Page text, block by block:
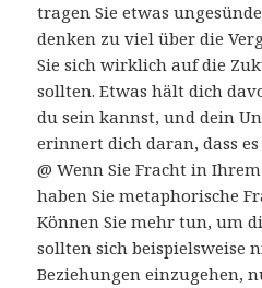
tragen Sie etwas
denken zu viel über die
Sie sich wirklich auf die
sollten. Etwas hält dich
du sein kannst, und dein
erinnert dich daran, dass
@ Wenn Sie Fracht in
haben Sie metaphorische
Können Sie mehr tun, um
sollten sich beispielsweise
Beziehungen einzugehen,